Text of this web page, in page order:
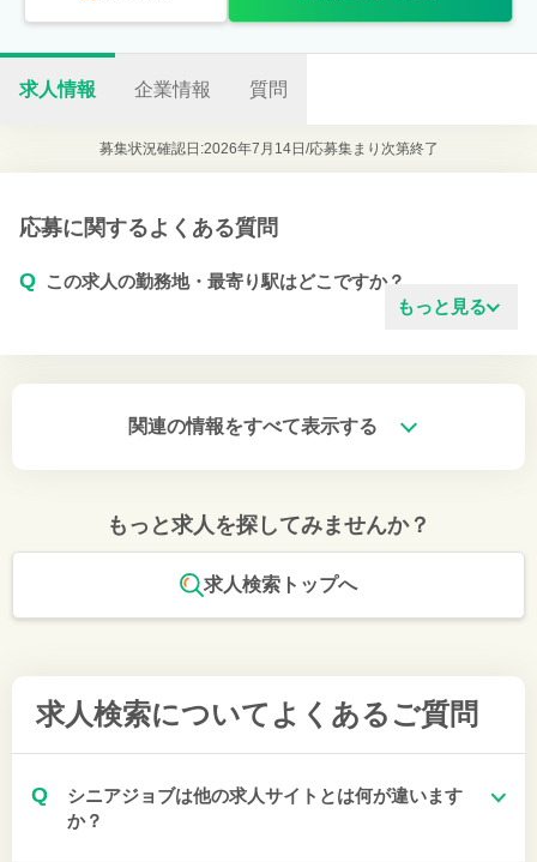
求人情報 企業情報 質問
募集状況確認日:2026年7月14日/応募集まり次第終了
応募に関するよくある質問
Q この求人の勤務地・最寄り駅はどこですか？
もっと見る
関連の情報をすべて表示する
もっと求人を探してみませんか？
求人検索トップへ
求人検索について よくあるご質問
Q
シニアジョブは他の求人サイトとは何が違います
か？